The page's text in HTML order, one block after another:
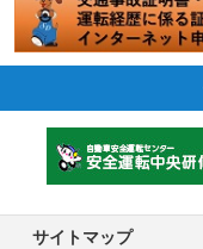
サイトマップ